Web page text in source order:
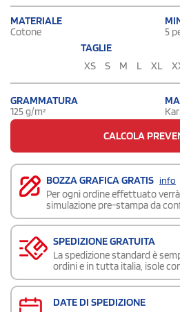
MATERIALE
Cotone 5
TAGLIE
XS
S M L XL
GRAMMATURA
125 g/m²
CALCOLA
BOZZA GRAFICA GRATIS info
Per ogni ordine effettuato
simulazione pre-stampa da
SPEDIZIONE GRATUITA
La spedizione standard è
ordini e in tutta italia, isole
DATE DI SPEDIZIONE